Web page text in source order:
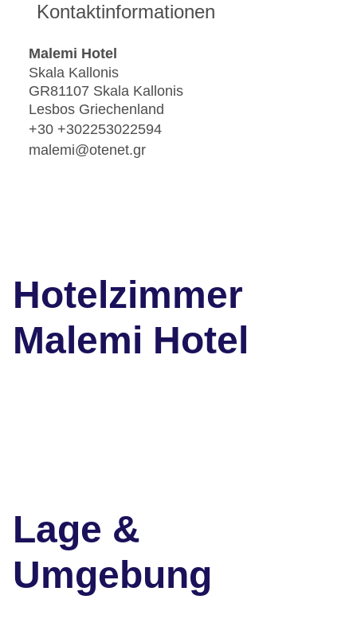
Kontaktinformationen
Malemi Hotel
Skala Kallonis
GR81107 Skala Kallonis
Lesbos Griechenland
+30 +302253022594
malemi@otenet.gr
Hotelzimmer
Malemi Hotel
Lage &
Umgebung